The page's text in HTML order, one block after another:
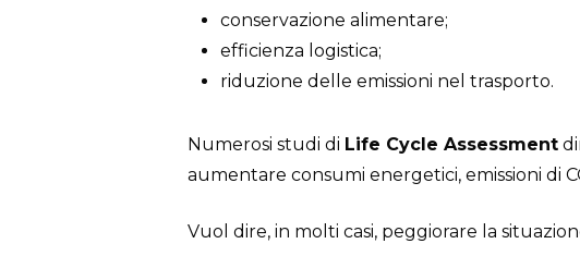
conservazione alimentare;
efficienza logistica;
riduzione delle emissioni nel trasporto.
Numerosi studi di Life Cycle Assessment
aumentare consumi energetici, emissioni di
Vuol dire, in molti casi, peggiorare la